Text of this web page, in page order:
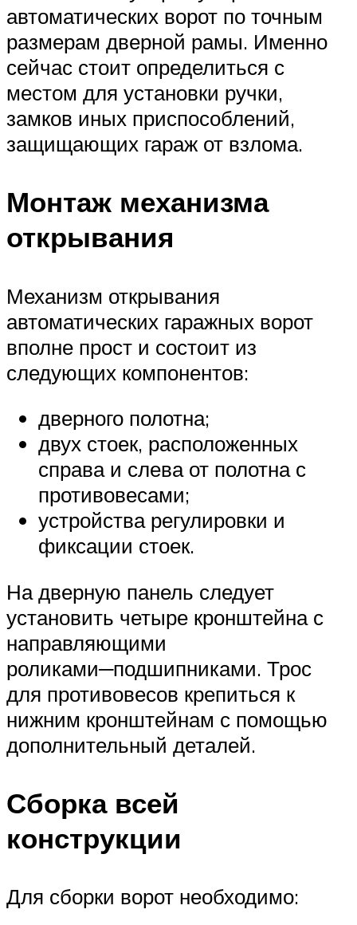
автоматических ворот по точным
размерам дверной рамы. Именно
сейчас стоит определиться с
местом для установки ручки,
замков иных приспособлений,
защищающих гараж от взлома.
Монтаж механизма
открывания
Механизм открывания
автоматических гаражных ворот
вполне прост и состоит из
следующих компонентов:
дверного полотна;
двух стоек, расположенных
справа и слева от полотна с
противовесами;
устройства регулировки и
фиксации стоек.
На дверную панель следует
установить четыре кронштейна с
направляющими
роликами─подшипниками. Трос
для противовесов крепиться к
нижним кронштейнам с помощью
дополнительный деталей.
Сборка всей
конструкции
Для сборки ворот необходимо: